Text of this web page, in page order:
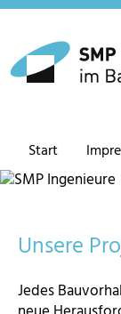
Start
Unsere
Jedes